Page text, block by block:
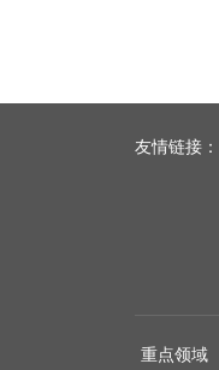
友情链接：
重点领域